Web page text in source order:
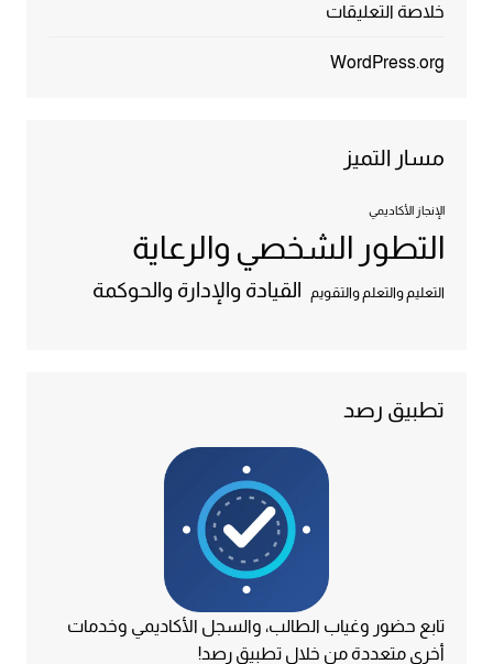
خلاصة التعليقات
WordPress.org
مسار التميز
الإنجاز الأكاديمي
التطور الشخصي والرعاية
التعليم والتعلم والتقويم القيادة والإدارة والحوكمة
تطبيق رصد
تابع حضور وغياب الطالب، والسجل الأكاديمي وخدمات
أخرى متعددة من خلال تطبيق رصد!